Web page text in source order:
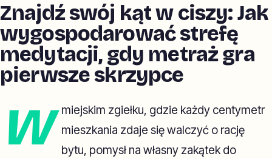
Znajdź swój kąt w ciszy: Jak
wygospodarować strefę
medytacji, gdy metraż gra
pierwsze skrzypce
W
miejskim zgiełku, gdzie każdy centymetr
mieszkania zdaje się walczyć o rację
bytu, pomysł na własny zakątek do